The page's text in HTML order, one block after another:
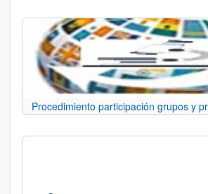
Procedimiento participación grupos y